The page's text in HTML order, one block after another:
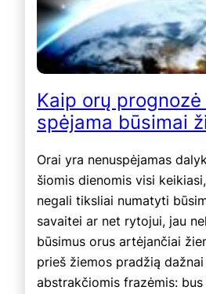
Kaip orų
spėjama būsimai
Orai yra nenuspėjamas
šiomis dienomis visi
negali tiksliai numatyti
savaitei ar net rytojui, jau
būsimus orus artėjančiai
prieš žiemos pradžią
abstrakčiomis frazėmis: